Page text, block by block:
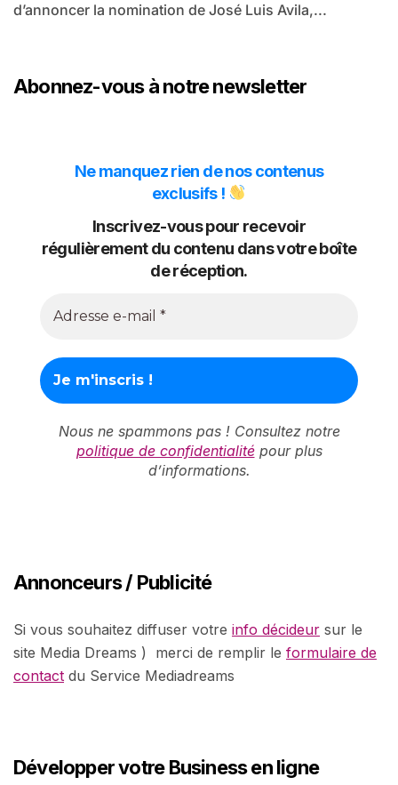
d’annoncer la nomination de José Luis Avila,...
Abonnez-vous à notre newsletter
Ne manquez rien de nos contenus
exclusifs !
Inscrivez-vous pour recevoir
régulièrement du contenu dans votre boîte
de réception.
Nous ne spammons pas ! Consultez notre
politique de confidentialitépour plus
d’informations.
Annonceurs / Publicité
Si vous souhaitez diffuser votre info décideur sur le
site Media Dreams ) merci de remplir le formulaire de
contact du Service Mediadreams
Développer votre Business en ligne